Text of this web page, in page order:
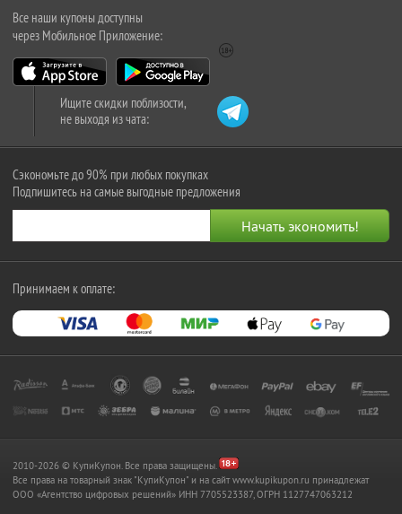
Все наши купоны доступны
через Мобильное Приложение:
Ищите скидки поблизости,
не выходя из чата:
Сэкономьте до 90% при любых покупках
Подпишитесь на самые выгодные предложения
Принимаем к оплате:
2010-2026 © КупиКупон. Все права защищены.
Все права на товарный знак "КупиКупон" и на сайт www.kupikupon.ru принадлежат
OOO «Агентство цифровых решений» ИНН 7705523387, ОГРН 1127747063212